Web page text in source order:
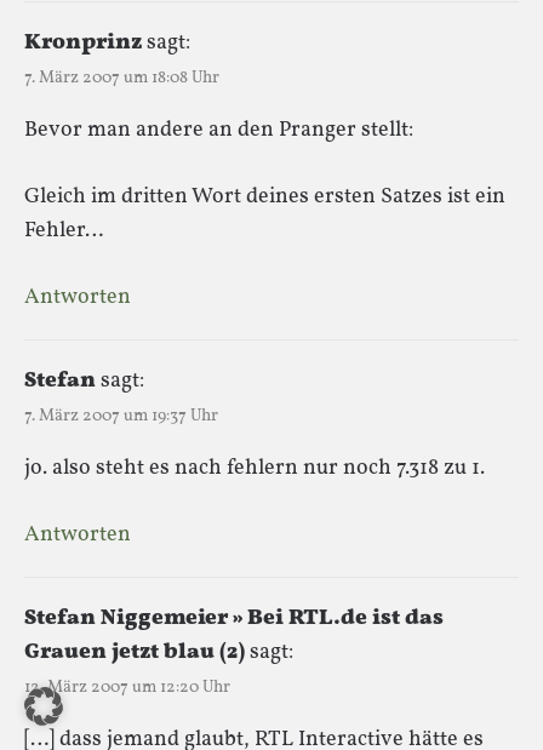
Kronprinzsagt:
7. März 2007 um 18:08 Uhr
Bevor man andere an den Pranger stellt:
Gleich im dritten Wort deines ersten Satzes ist ein
Fehler…
Antworten
Stefansagt:
7. März 2007 um 19:37 Uhr
jo. also steht es nach fehlern nur noch 7.318 zu 1.
Antworten
Stefan Niggemeier » Bei RTL.de ist das
Grauen jetzt blau (2)sagt:
12. März 2007 um 12:20 Uhr
[…] dass jemand glaubt, RTL Interactive hätte es